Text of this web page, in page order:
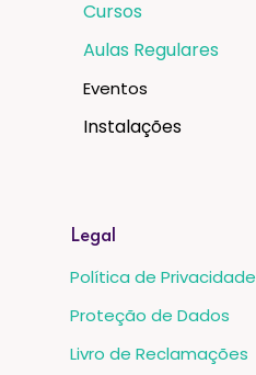
Cursos
Aulas Regulares
Eventos
Instalações
Legal
Política de Privacidade
Proteção de Dados
Livro de Reclamações